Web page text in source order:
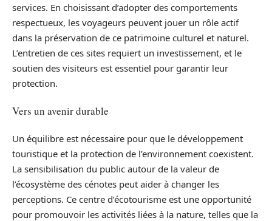
services. En choisissant d’adopter des comportements
respectueux, les voyageurs peuvent jouer un rôle actif
dans la préservation de ce patrimoine culturel et naturel.
L’entretien de ces sites requiert un investissement, et le
soutien des visiteurs est essentiel pour garantir leur
protection.
Vers un avenir durable
Un équilibre est nécessaire pour que le développement
touristique et la protection de l’environnement coexistent.
La sensibilisation du public autour de la valeur de
l’écosystème des cénotes peut aider à changer les
perceptions. Ce centre d’écotourisme est une opportunité
pour promouvoir les activités liées à la nature, telles que la